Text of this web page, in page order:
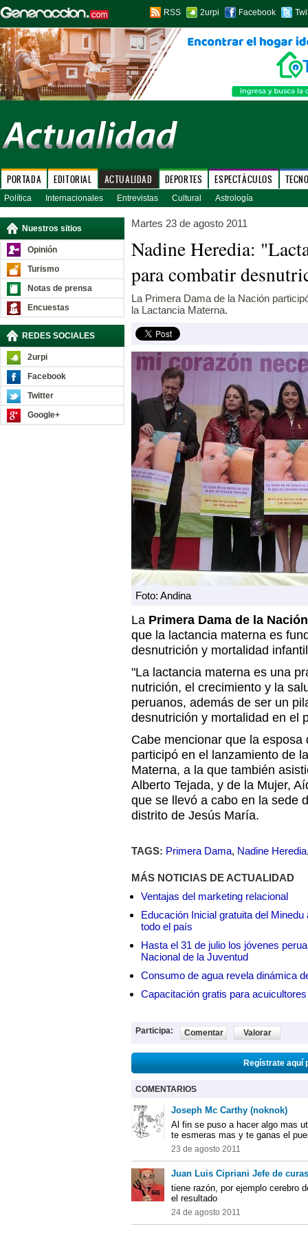
RSS 2urpi Facebook
PORTADA EDITORIAL ACTUALIDAD DEPORTES ESPECTÁCULOS
Política Internacionales Entrevistas Cultural Astrología
Nuestros sitios
Opinión
Turismo
Notas de prensa
Encuestas
REDES SOCIALES
2urpi
Facebook
Twitter
Google+
Martes 23 de agosto 2011
Nadine Heredia:
para combatir
La Primera Dama de la Nación
la Lactancia Materna.
Foto: Andina
La Primera Dama de la
que la lactancia materna es
desnutrición y mortalidad
"La lactancia materna es una
nutrición, el crecimiento y la
peruanos, además de ser un
desnutrición y mortalidad en el
Cabe mencionar que la
participó en el lanzamiento de
Materna, a la que también
Alberto Tejada, y de la Mujer,
que se llevó a cabo en la sede
distrito de Jesús María.
TAGS: Primera Dama, Nadine Heredia
MÁS NOTICIAS DE ACTUALIDAD
Ventajas del marketing relacional
Educación Inicial gratuita del
todo el país
Hasta el 31 de julio los jóvenes
Nacional de la Juventud
Consumo de agua revela dinámica
Capacitación gratis para
Participa: Comentar Valorar
Regístrate aquí
COMENTARIOS
Joseph Mc Carthy (noknok)
Al fin se puso a hacer algo mas
te esmeras mas y te ganas el
23 de agosto 2011
Juan Luis Cipriani Jefe de
tiene razón, por ejemplo cerebro
el resultado
24 de agosto 2011